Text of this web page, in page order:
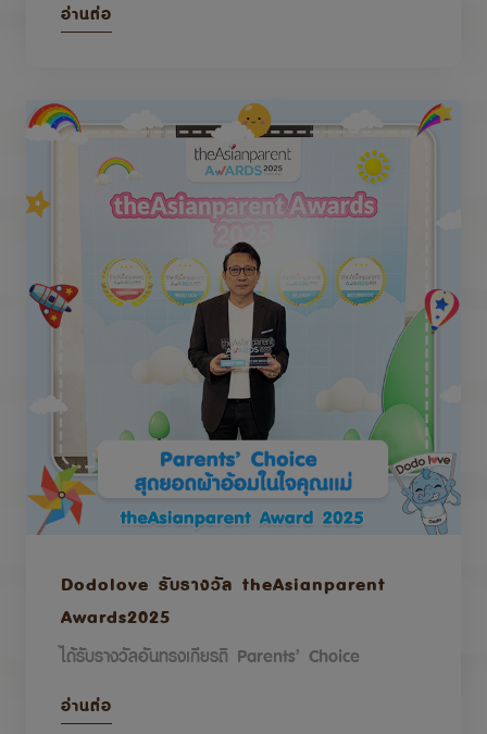
อ่านต่อ
Dodolove รับรางวัล theAsianparent
Awards2025
ได้รับรางวัลอันทรงเกียรติ Parents’ Choice
อ่านต่อ